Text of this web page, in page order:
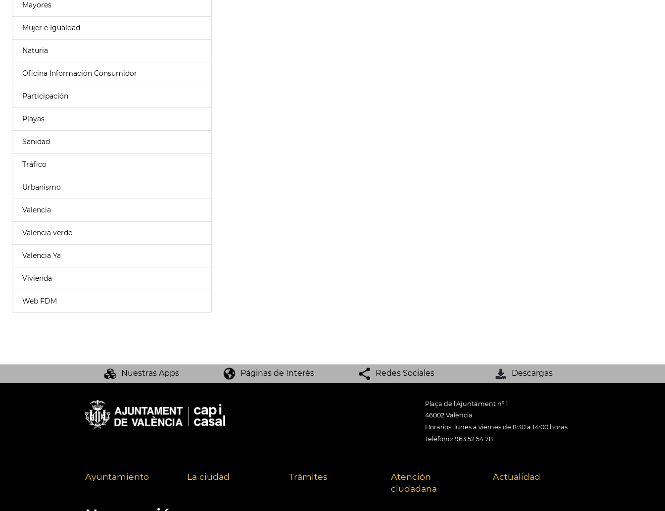
Mayores
Mujer e Igualdad
Naturia
Oficina Información Consumidor
Participación
Playas
Sanidad
Tráfico
Urbanismo
Valencia
Valencia verde
Valencia Ya
Vivienda
Web FDM
Nuestras Apps Páginas de Interés Redes Sociales Descargas
Plaça de l'Ajuntament nº 1
46002 València
Horarios: lunes a viernes de 8:30 a 14:00 horas
Teléfono: 963 52 54 78
Ayuntamiento La ciudad Trámites
Atención
ciudadana
Actualidad